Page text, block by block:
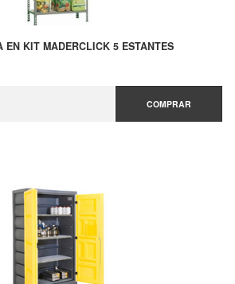
EN KIT MADERCLICK 5 ESTANTES
COMPRAR